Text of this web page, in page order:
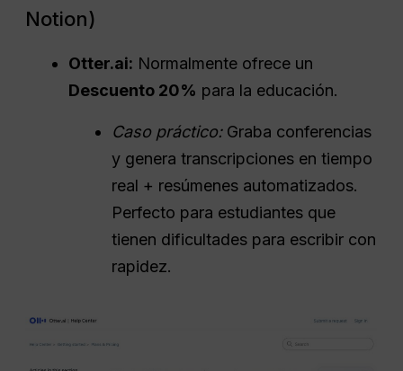
Notion)
Otter.ai: Normalmente ofrece un
Descuento 20% para la educación.
Caso práctico:Graba conferencias
y genera transcripciones en tiempo
real + resúmenes automatizados.
Perfecto para estudiantes que
tienen dificultades para escribir con
rapidez.